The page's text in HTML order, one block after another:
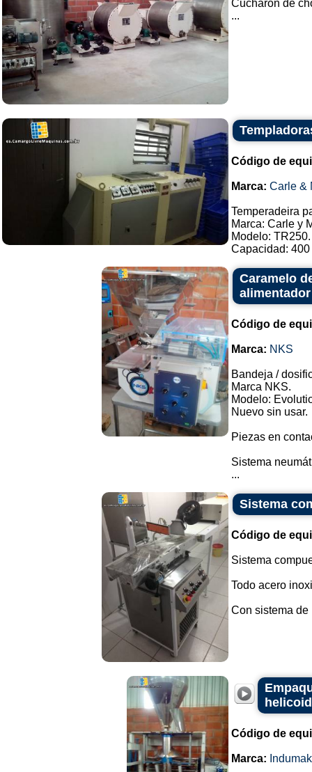
Cucharón de
...
Código de
Marca: Carle &
Temperadeira
Marca: Carle y
Modelo: TR250.
Capacidad:
Caramelo
Código de
Marca: NKS
Bandeja /
Marca NKS.
Modelo:
Nuevo sin usar.
Piezas en
Sistema
...
Sistema
Código de
Sistema
Todo acero
Con sistema de
Código de
Marca: Indumak